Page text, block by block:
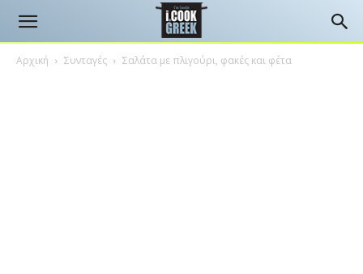
Αρχική Συνταγές Σαλάτα με πλιγούρι, φακές και φέτα